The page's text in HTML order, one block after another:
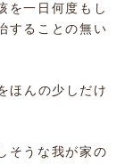
を一日何度もし
することの無い
ほんの少しだけ
そうな我が家の